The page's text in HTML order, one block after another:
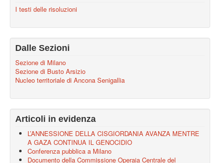
I testi delle risoluzioni
Dalle Sezioni
Sezione di Milano
Sezione di Busto Arsizio
Nucleo territoriale di Ancona Senigallia
Articoli in evidenza
L’ANNESSIONE DELLA CISGIORDANIA AVANZA MENTRE
A GAZA CONTINUA IL GENOCIDIO
Conferenza pubblica a Milano
Documento della Commissione Operaia Centrale del